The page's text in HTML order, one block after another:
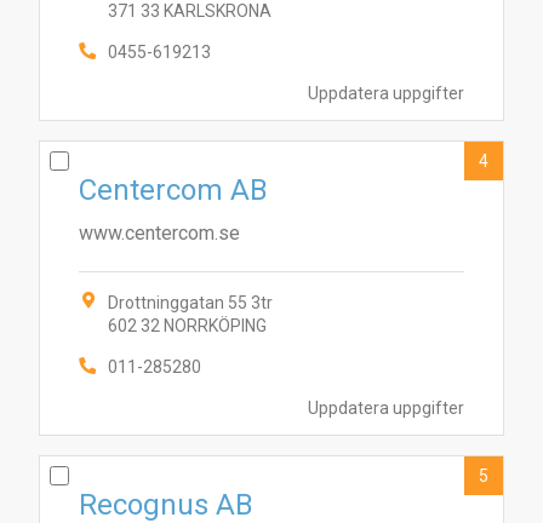
Uppdatera uppgifter
371 33 KARLSKRONA
0455-619213
Uppdatera uppgifter
Centercom AB
www.centercom.se
Drottninggatan 55 3tr
602 32 NORRKÖPING
011-285280
4
Recognus AB
5